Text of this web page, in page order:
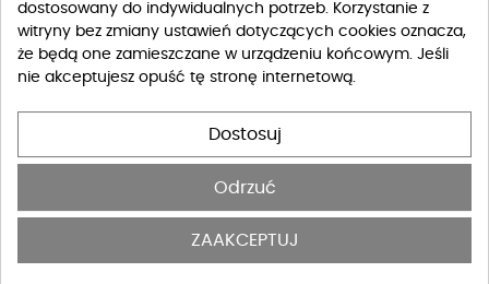
- + DO KOSZYKA
DOSTĘPNY PRODUKT Z INNYMI OPCJAMI
internetowego.*
dostosowany do indywidualnych potrzeb. Korzystanie z
witryny bez zmiany ustawień dotyczących cookies oznacza,
że będą one zamieszczane w urządzeniu końcowym. Jeśli
nie akceptujesz opuść tę stronę internetową.
Dostosuj
Odrzuć
ZAAKCEPTUJ